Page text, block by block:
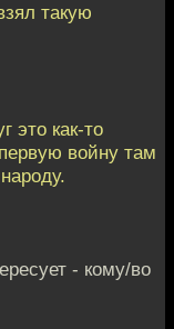
такую
это как-то
войну там
- кому/во